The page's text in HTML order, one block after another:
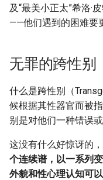
及“最美小正太”希洛·
——他们遇到的困难要
无罪的跨性别
什么是跨性别（
候根据其性器官而被
别是对他们一种错误
这没有什么好惊讶的
个连续谱，以一系列
外貌和性心理认知可